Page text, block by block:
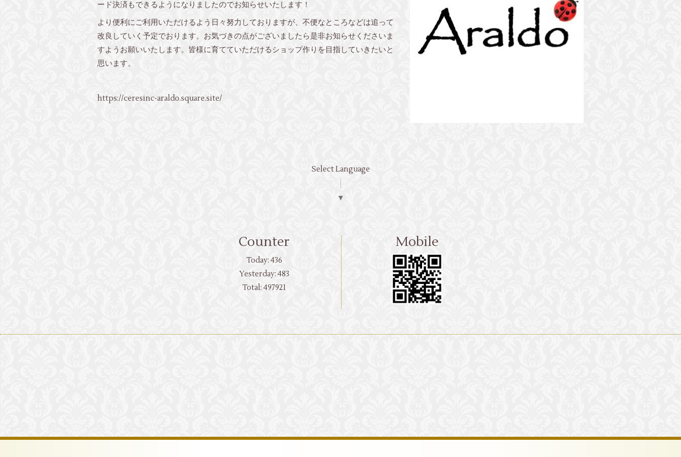
ード決済もできるようになりましたのでお知らせいたします！
より便利にご利用いただけるよう日々努力しておりますが、不便なところなどは追って
改良していく予定でおります。お気づきの点がございましたら是非お知らせくださいま
すようお願いいたします。皆様に育てていただけるショップ作りを目指していきたいと
思います。
https://ceresinc-araldo.square.site/
Select Language
▼
Counter
Today: 436
Yesterday: 483
Total:497921
Mobile